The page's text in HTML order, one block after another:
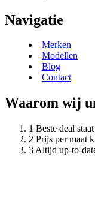
Navigatie
Merken
Modellen
Blog
Contact
Waarom wij
Beste deal
Prijs per maat
Altijd up-to-